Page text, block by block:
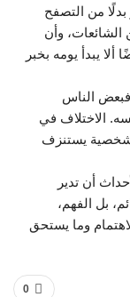
بدلًا من التصفح
الشائعات، وأن
يبدأ يومه بخبر
فبعض الناس
الاختلاف في
شخصية يستنزف
أن تدير
بل الفهم،
وما يستحق
0